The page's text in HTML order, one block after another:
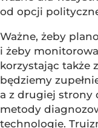
od opcji
Ważne, żeby
i żeby
korzystając także
będziemy
a z drugiej strony
metody
technologie.